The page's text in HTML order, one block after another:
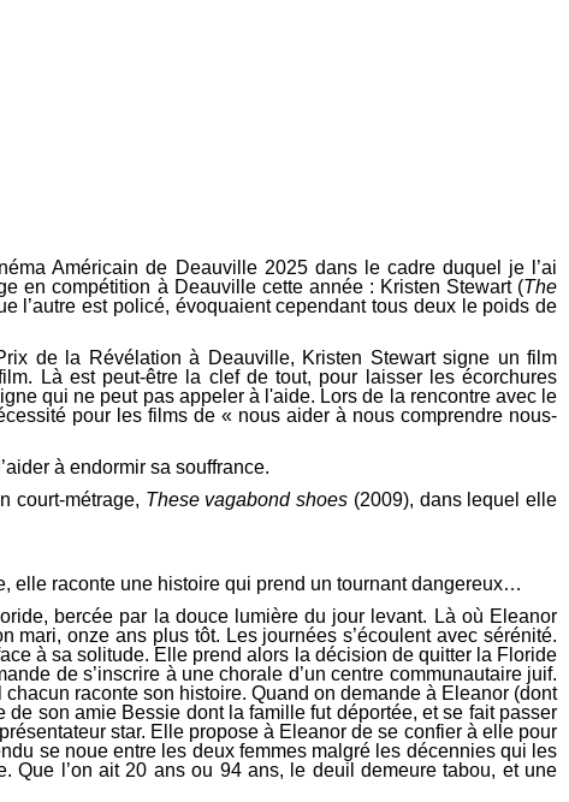
Américain de Deauville 2025 dans le cadre duquel je l’ai
en compétition à Deauville cette année : Kristen Stewart (The
l’autre est policé, évoquaient cependant tous deux le poids de
de la Révélation à Deauville, Kristen Stewart signe un film
Là est peut-être la clef de tout, pour laisser les écorchures
qui ne peut pas appeler à l'aide. Lors de la rencontre avec le
pour les films de « nous aider à nous comprendre nous-
à endormir sa souffrance.
court-métrage, These vagabond shoes (2009), dans lequel elle
elle raconte une histoire qui prend un tournant dangereux…
bercée par la douce lumière du jour levant. Là où Eleanor
onze ans plus tôt. Les journées s’écoulent avec sérénité.
à sa solitude. Elle prend alors la décision de quitter la Floride
de s’inscrire à une chorale d’un centre communautaire juif.
raconte son histoire. Quand on demande à Eleanor (dont
son amie Bessie dont la famille fut déportée, et se fait passer
star. Elle propose à Eleanor de se confier à elle pour
se noue entre les deux femmes malgré les décennies qui les
Que l’on ait 20 ans ou 94 ans, le deuil demeure tabou, et une